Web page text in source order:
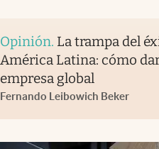
Opinión. La trampa del
América Latina: cómo
empresa global
Fernando Leibowich Beker